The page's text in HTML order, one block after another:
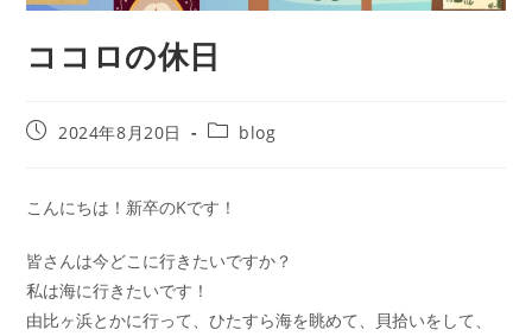
ココロの休日
2024年8月20日 blog
こんにちは！新卒のKです！
皆さんは今どこに行きたいですか？
私は海に行きたいです！
由比ヶ浜とかに行って、ひたすら海を眺めて、貝拾いをして、